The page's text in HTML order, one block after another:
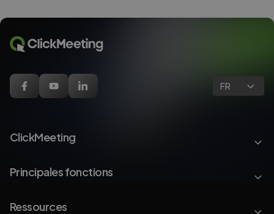
FR
ClickMeeting
Principales fonctions
Ressources